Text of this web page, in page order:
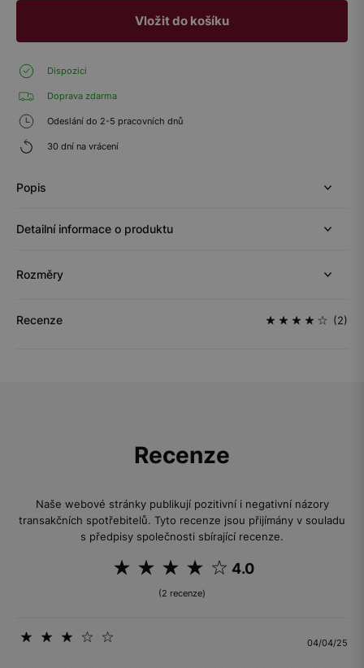
Vložit do košíku
Dispozici
Doprava zdarma
Odeslání do 2-5 pracovních dnů
30 dní na vrácení
Popis
Detailní informace o produktu
Rozměry
Recenze (2)
Recenze
Naše webové stránky publikují pozitivní i negativní názory
transakčních spotřebitelů. Tyto recenze jsou přijímány v souladu
s předpisy společnosti sbírající recenze.
4.0
(2 recenze)
04/04/25